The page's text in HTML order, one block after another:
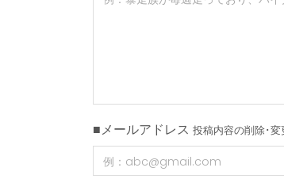
■メールアドレス 投稿内容の削除･